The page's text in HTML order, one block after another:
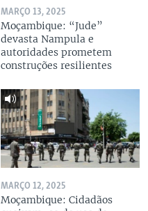
MARÇO 13, 2025
Moçambique: “Jude”
devasta Nampula e
autoridades prometem
construções resilientes
MARÇO 12, 2025
Moçambique: Cidadãos